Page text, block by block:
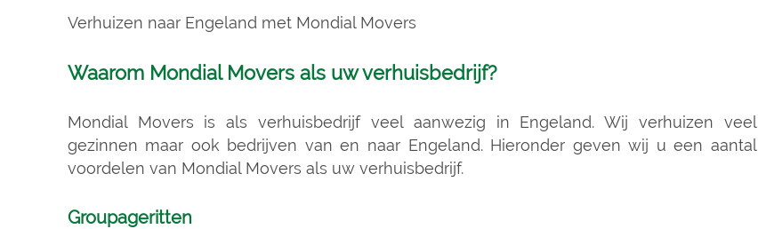
Verhuizen naar Engeland met Mondial Movers
Waarom Mondial Movers als uw verhuisbedrijf?
Mondial Movers is als verhuisbedrijf veel aanwezig in Engeland. Wij verhuizen veel
gezinnen maar ook bedrijven van en naar Engeland. Hieronder geven wij u een aantal
voordelen van Mondial Movers als uw verhuisbedrijf.
Groupageritten